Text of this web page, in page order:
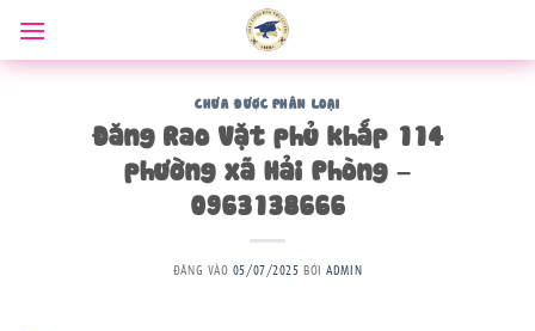
qua
nội
CHƯA ĐƯỢC PHÂN LOẠI
Đăng Rao Vặt phủ khắp 114
phường xã Hải Phòng –
0963138666
ĐĂNG VÀO 05/07/2025 BỞIADMIN